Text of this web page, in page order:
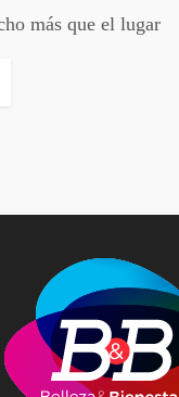
más que el lugar